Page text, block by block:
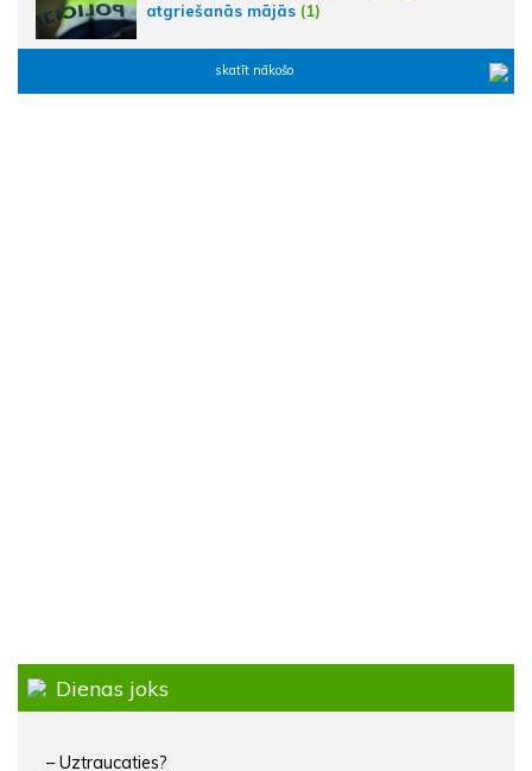
atgriešanās mājās (1)
skatīt nākošo
Dienas joks
– Uztraucaties?